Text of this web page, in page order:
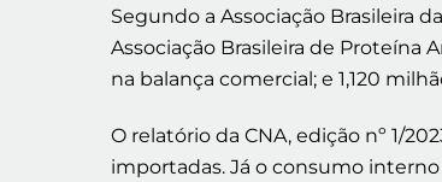
Segundo a Associação Brasileira
Associação Brasileira de Proteína
na balança comercial; e 1,120
O relatório da CNA, edição nº 1/
importadas. Já o consumo